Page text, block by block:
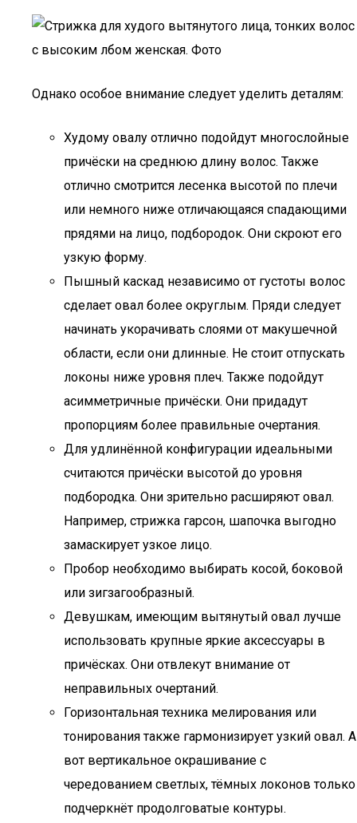
Однако особое внимание следует уделить деталям:
Худому овалу отлично подойдут многослойные
причёски на среднюю длину волос. Также
отлично смотрится лесенка высотой по плечи
или немного ниже отличающаяся спадающими
прядями на лицо, подбородок. Они скроют его
узкую форму.
Пышный каскад независимо от густоты волос
сделает овал более округлым. Пряди следует
начинать укорачивать слоями от макушечной
области, если они длинные. Не стоит отпускать
локоны ниже уровня плеч. Также подойдут
асимметричные причёски. Они придадут
пропорциям более правильные очертания.
Для удлинённой конфигурации идеальными
считаются причёски высотой до уровня
подбородка. Они зрительно расширяют овал.
Например, стрижка гарсон, шапочка выгодно
замаскирует узкое лицо.
Пробор необходимо выбирать косой, боковой
или зигзагообразный.
Девушкам, имеющим вытянутый овал лучше
использовать крупные яркие аксессуары в
причёсках. Они отвлекут внимание от
неправильных очертаний.
Горизонтальная техника мелирования или
тонирования также гармонизирует узкий овал. А
вот вертикальное окрашивание с
чередованием светлых, тёмных локонов только
подчеркнёт продолговатые контуры.